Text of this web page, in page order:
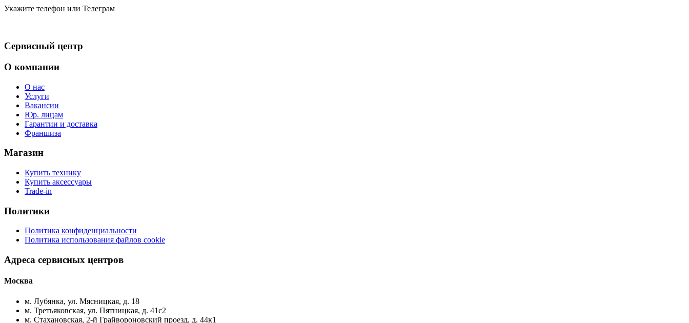
Укажите телефон или Телеграм
Сервисный центр
О компании
О нас
Услуги
Вакансии
Юр. лицам
Гарантии и доставка
Франшиза
Магазин
Купить технику
Купить аксессуары
Trade-in
Политики
Политика конфиденциальности
Политика использования файлов cookie
Адреса сервисных центров
Москва
м. Лубянка, ул. Мясницкая, д. 18
м. Третьяковская, ул. Пятницкая, д. 41с2
м. Стахановская, 2-й Грайвороновский проезд, д. 44к1